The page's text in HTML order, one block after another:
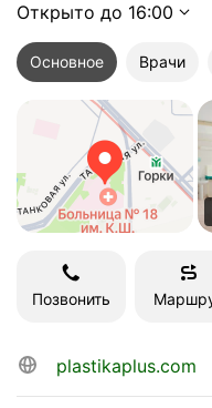
Открыто до 16:00
Основное Врачи
Позвонить
plastikaplus.com